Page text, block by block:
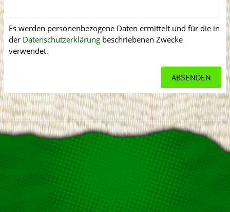
Es werden personenbezogene Daten ermittelt und für die in
der Datenschutzerklärungbeschriebenen Zwecke
verwendet.